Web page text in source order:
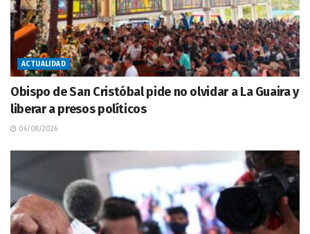
ACTUALIDAD
Obispo de San Cristóbal pide no olvidar a La Guaira y
liberar a presos políticos
06/08/2026